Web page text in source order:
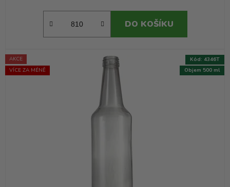
DO KOŠÍKU
AKCE
VÍCE ZA MÉNĚ
Objem 500 ml
Kód: 4346T